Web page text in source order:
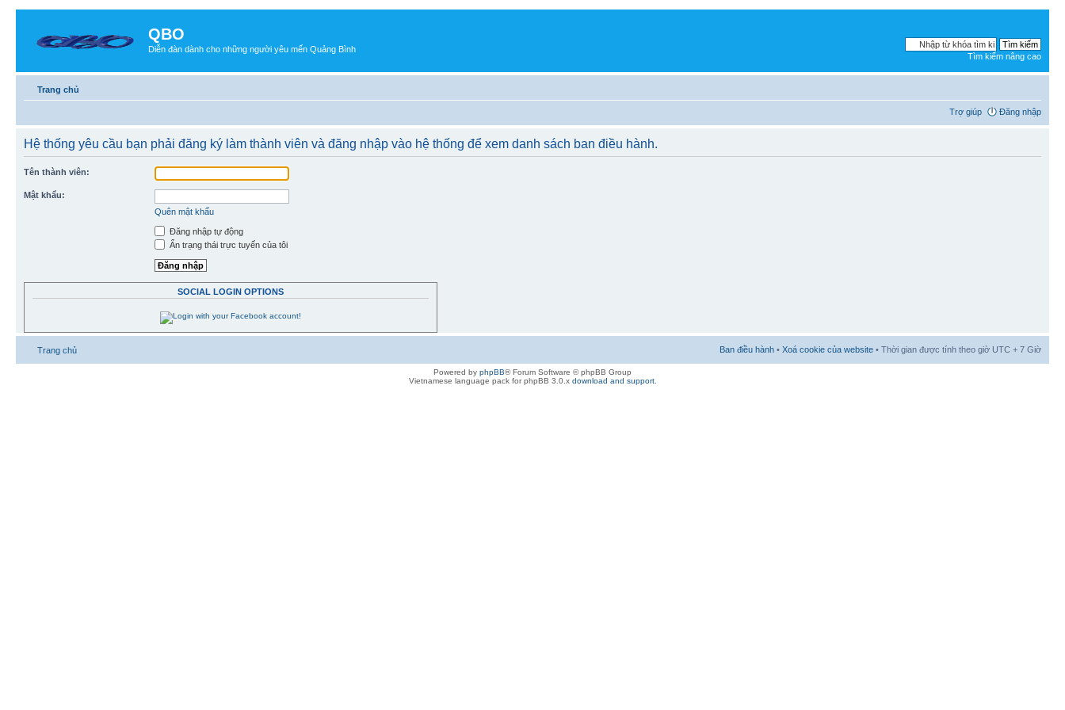
QBO
Diễn đàn dành cho những người yêu mến Quảng Bình
Tìm kiếm nâng cao
Trang chủ
Trợ giúp Đăng nhập
Hệ thống yêu cầu bạn phải đăng ký làm thành viên và đăng nhập vào hệ thống để xem danh sách ban điều hành.
Tên thành viên:
Mật khẩu:
Quên mật khẩu
Đăng nhập tự động
Ẩn trạng thái trực tuyến của tôi
SOCIAL LOGIN OPTIONS
Trang chủ Ban điều hành • Xoá cookie của website • Thời gian được tính theo giờ UTC + 7 Giờ
Powered by phpBB® Forum Software © phpBB Group
Vietnamese language pack for phpBB 3.0.x download and support.